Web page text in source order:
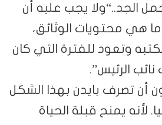
الجد..“ولا يجب عليه أن
هي محتويات الوثائق،
وتعود للفترة التي كان
الرئيس”.
أن تصرف بايدن بهذا الشكل
لأنه يمنح قبلة الحياة